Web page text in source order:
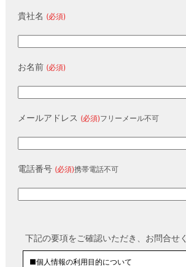
貴社名 (必須)
お名前 (必須)
メールアドレス (必須)フリーメール不可
電話番号 (必須)携帯電話不可
下記の要項をご確認いただき、お問合せ
■個人情報の利用目的について